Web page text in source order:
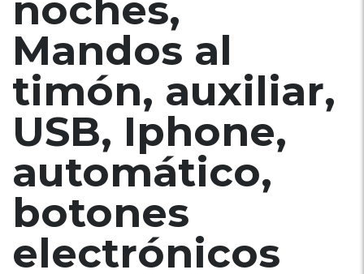
noches,
Mandos al
timón, auxiliar,
USB, Iphone,
automático,
botones
electrónicos